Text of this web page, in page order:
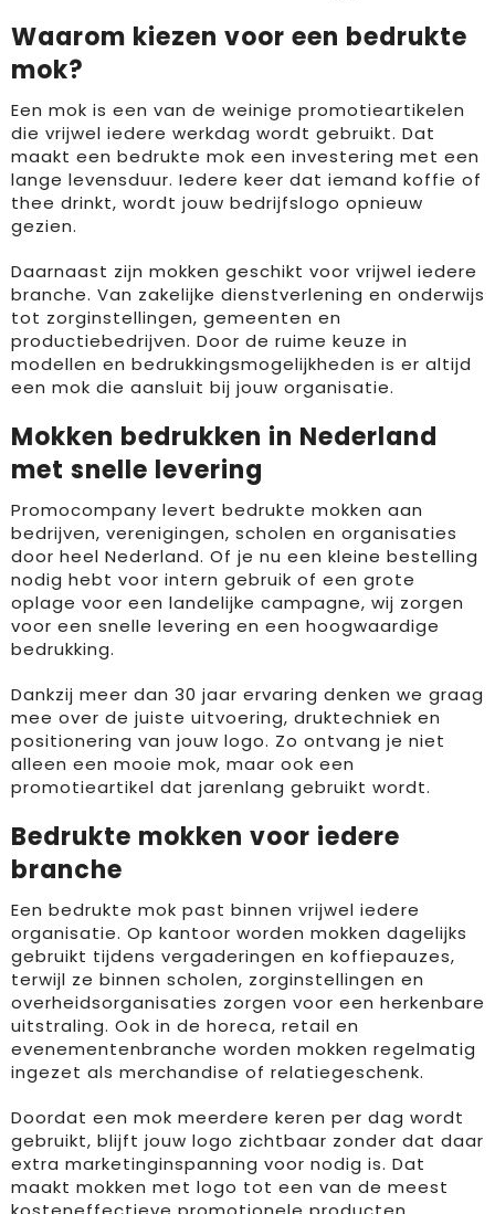
Waarom kiezen voor een bedrukte
mok?
Een mok is een van de weinige promotieartikelen
die vrijwel iedere werkdag wordt gebruikt. Dat
maakt een bedrukte mok een investering met een
lange levensduur. Iedere keer dat iemand koffie of
thee drinkt, wordt jouw bedrijfslogo opnieuw
gezien.
Daarnaast zijn mokken geschikt voor vrijwel iedere
branche. Van zakelijke dienstverlening en onderwijs
tot zorginstellingen, gemeenten en
productiebedrijven. Door de ruime keuze in
modellen en bedrukkingsmogelijkheden is er altijd
een mok die aansluit bij jouw organisatie.
Mokken bedrukken in Nederland
met snelle levering
Promocompany levert bedrukte mokken aan
bedrijven, verenigingen, scholen en organisaties
door heel Nederland. Of je nu een kleine bestelling
nodig hebt voor intern gebruik of een grote
oplage voor een landelijke campagne, wij zorgen
voor een snelle levering en een hoogwaardige
bedrukking.
Dankzij meer dan 30 jaar ervaring denken we graag
mee over de juiste uitvoering, druktechniek en
positionering van jouw logo. Zo ontvang je niet
alleen een mooie mok, maar ook een
promotieartikel dat jarenlang gebruikt wordt.
Bedrukte mokken voor iedere
branche
Een bedrukte mok past binnen vrijwel iedere
organisatie. Op kantoor worden mokken dagelijks
gebruikt tijdens vergaderingen en koffiepauzes,
terwijl ze binnen scholen, zorginstellingen en
overheidsorganisaties zorgen voor een herkenbare
uitstraling. Ook in de horeca, retail en
evenementenbranche worden mokken regelmatig
ingezet als merchandise of relatiegeschenk.
Doordat een mok meerdere keren per dag wordt
gebruikt, blijft jouw logo zichtbaar zonder dat daar
extra marketinginspanning voor nodig is. Dat
maakt mokken met logo tot een van de meest